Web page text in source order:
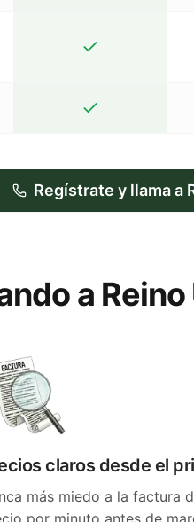
Regístrate y llama a
a
claros desde el
más miedo a la factura
por minuto antes de